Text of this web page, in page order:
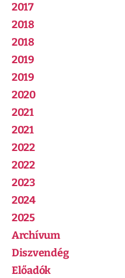
2017
2018
2018
2019
2019
2020
2021
2021
2022
2022
2023
2024
2025
Archívum
Diszvendég
Előadók